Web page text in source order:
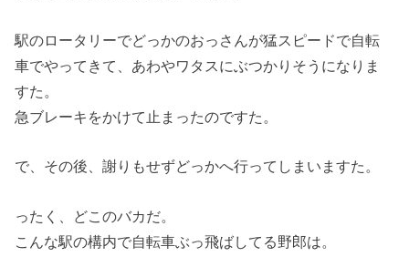
駅のロータリーでどっかのおっさんが猛スピードで自転
車でやってきて、あわやワタスにぶつかりそうになりま
すた。
急ブレーキをかけて止まったのですた。
で、その後、謝りもせずどっかへ行ってしまいますた。
ったく、どこのバカだ。
こんな駅の構内で自転車ぶっ飛ばしてる野郎は。